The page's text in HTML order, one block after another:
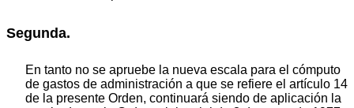
Segunda.
En tanto no se apruebe la nueva escala para el cómputo
de gastos de administración a que se refiere el artículo 14
de la presente Orden, continuará siendo de aplicación la